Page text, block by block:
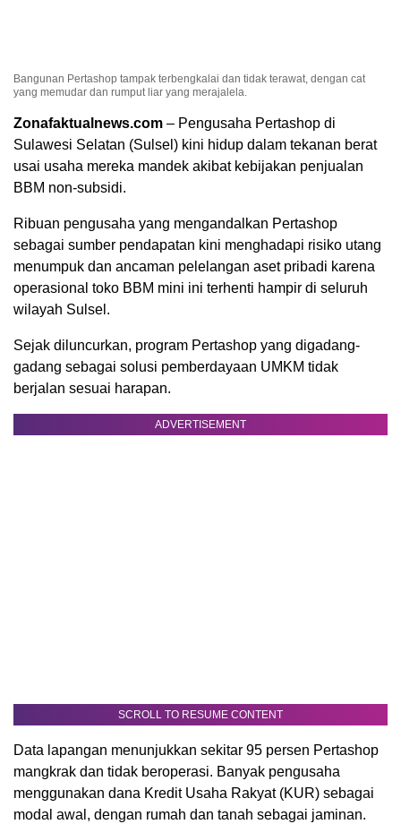
Bangunan Pertashop tampak terbengkalai dan tidak terawat, dengan cat
yang memudar dan rumput liar yang merajalela.
Zonafaktualnews.com – Pengusaha Pertashop di
Sulawesi Selatan (Sulsel) kini hidup dalam tekanan berat
usai usaha mereka mandek akibat kebijakan penjualan
BBM non-subsidi.
Ribuan pengusaha yang mengandalkan Pertashop
sebagai sumber pendapatan kini menghadapi risiko utang
menumpuk dan ancaman pelelangan aset pribadi karena
operasional toko BBM mini ini terhenti hampir di seluruh
wilayah Sulsel.
Sejak diluncurkan, program Pertashop yang digadang-
gadang sebagai solusi pemberdayaan UMKM tidak
berjalan sesuai harapan.
ADVERTISEMENT
SCROLL TO RESUME CONTENT
Data lapangan menunjukkan sekitar 95 persen Pertashop
mangkrak dan tidak beroperasi. Banyak pengusaha
menggunakan dana Kredit Usaha Rakyat (KUR) sebagai
modal awal, dengan rumah dan tanah sebagai jaminan.